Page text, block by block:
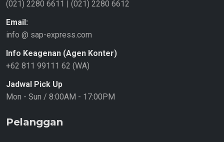
(021) 2280 6611 | (021) 2280 6612
Email:
info @ sap-express.com
Info Keagenan (Agen Konter)
+62 811 99111 62 (WA)
Jadwal Pick Up
Mon - Sun / 8:00AM - 17:00PM
Pelanggan